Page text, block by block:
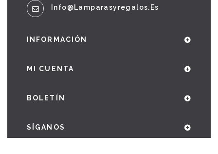
Info@lamparasyregalos.es
INFORMACIÓN
MI CUENTA
BOLETÍN
SÍGANOS